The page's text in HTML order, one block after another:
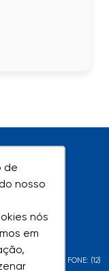
de
nosso
nós
em
de
nosso
nós
em
CAMPOS - SP - FONE: (12)